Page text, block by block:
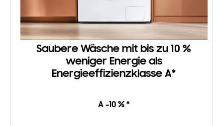
Saubere Wäsche mit bis zu 10 %
weniger Energie als
Energieeffizienzklasse A*
A -10 % *